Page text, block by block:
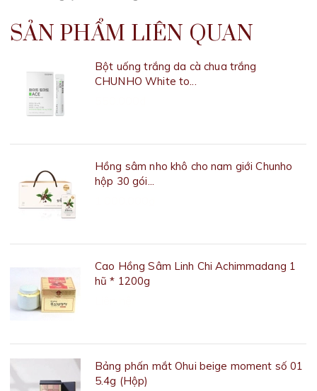
SẢN PHẨM LIÊN QUAN
Bột uống trắng da cà chua trắng
CHUNHO White to...
Hồng sâm nho khô cho nam giới Chunho
hộp 30 gói...
Cao Hồng Sâm Linh Chi Achimmadang 1
hũ * 1200g
Bảng phấn mắt Ohui beige moment số 01
5.4g (Hộp)